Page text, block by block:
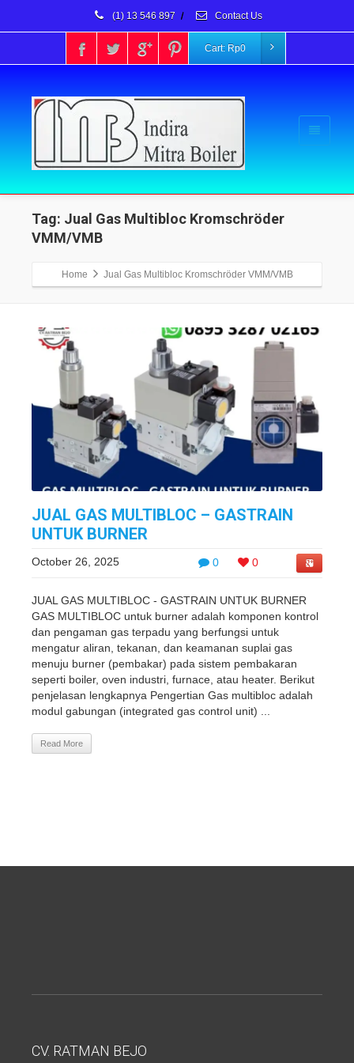
(1) 13 546 897 / Contact Us
Cart: Rp0
Tag: Jual Gas Multibloc Kromschröder
VMM/VMB
Home Jual Gas Multibloc Kromschröder VMM/VMB
JUAL GAS MULTIBLOC – GASTRAIN
UNTUK BURNER
0 0
October 26, 2025
JUAL GAS MULTIBLOC - GASTRAIN UNTUK BURNER
GAS MULTIBLOC untuk burner adalah komponen kontrol
dan pengaman gas terpadu yang berfungsi untuk
mengatur aliran, tekanan, dan keamanan suplai gas
menuju burner (pembakar) pada sistem pembakaran
seperti boiler, oven industri, furnace, atau heater. Berikut
penjelasan lengkapnya Pengertian Gas multibloc adalah
modul gabungan (integrated gas control unit) ...
Read More
CV. RATMAN BEJO